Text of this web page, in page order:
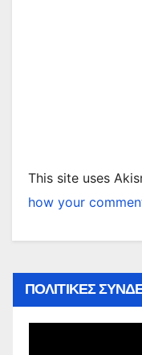
This site uses
how your
ΠΟΛΙΤΙΚΕΣ